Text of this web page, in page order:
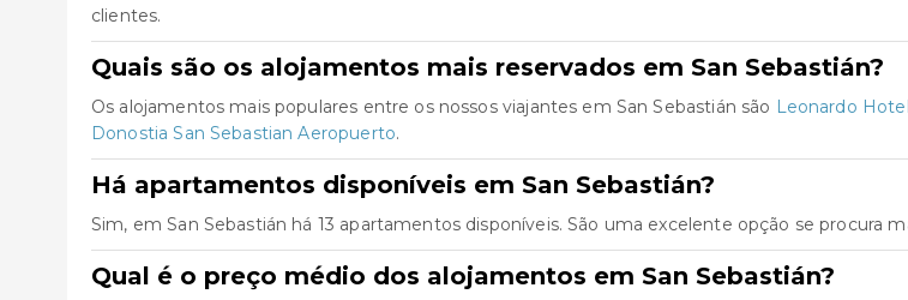
clientes.
Quais são os alojamentos mais reservados em San Sebastián?
Os alojamentos mais populares entre os nossos viajantes em San Sebastián são Leonardo
Donostia San Sebastian Aeropuerto.
Há apartamentos disponíveis em San Sebastián?
Sim, em San Sebastián há 13 apartamentos disponíveis. São uma excelente opção se procura
Qual é o preço médio dos alojamentos em San Sebastián?